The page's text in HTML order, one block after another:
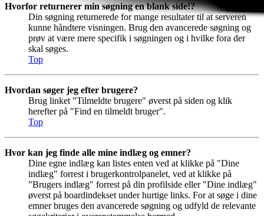
Hvorfor returnerer min søgning en blank side!?
Din søgning returnerede for mange resultater til at serveren
kunne håndtere visningen. Brug den avancerede søgning og
prøv at være mere specifik i søgningen og i hvilke fora der
skal søges.
Top
Hvordan søger jeg efter brugere?
Brug linket "Tilmeldte brugere" øverst på siden og klik
herefter på "Find en tilmeldt bruger".
Top
Hvor kan jeg finde alle mine indlæg og emner?
Dine egne indlæg kan listes enten ved at klikke på "Dine
indlæg" forrest i brugerkontrolpanelet, ved at klikke på
"Brugers indlæg" forrest på din profilside eller "Dine indlæg"
øverst på boardindekset under hurtige links. For at søge i dine
emner bruges den avancerede søgning og udfyld de relevante